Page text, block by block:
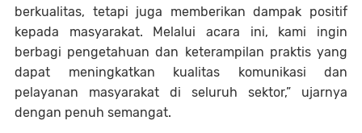
berkualitas, tetapi juga memberikan dampak positif
kepada masyarakat. Melalui acara ini, kami ingin
berbagi pengetahuan dan keterampilan praktis yang
dapat meningkatkan kualitas komunikasi dan
pelayanan masyarakat di seluruh sektor,” ujarnya
dengan penuh semangat.